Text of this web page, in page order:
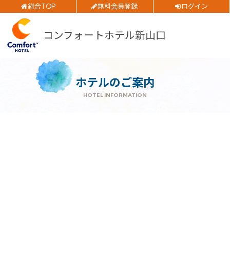
総合TOP 無料会員登録 ログイン
コンフォートホテル新山口
チェックイン日
チェックアウト日
部屋数
大人人数
ホテルのご案内
HOTEL INFORMATION
公式Webサイトからのご予約